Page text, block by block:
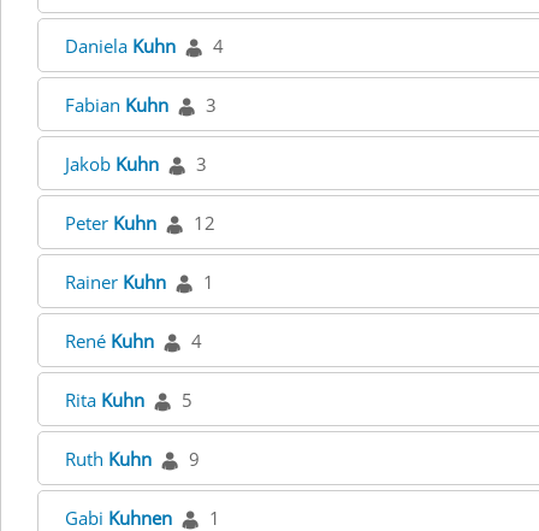
Daniela Kuhn 4
Fabian Kuhn 3
Jakob Kuhn 3
Peter Kuhn 12
Rainer Kuhn 1
René Kuhn 4
Rita Kuhn 5
Ruth Kuhn 9
Gabi Kuhnen 1